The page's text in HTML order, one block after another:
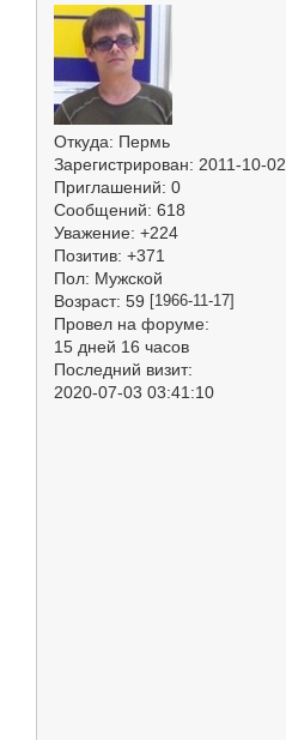
Откуда: Пермь
Зарегистрирован: 2011-10-02
Приглашений: 0
Сообщений: 618
Уважение: +224
Позитив: +371
Пол: Мужской
Возраст: 59 [1966-11-17]
Провел на форуме:
15 дней 16 часов
Последний визит:
2020-07-03 03:41:10